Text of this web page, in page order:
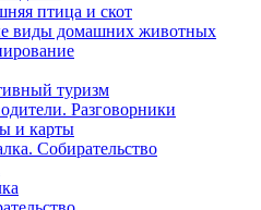
птица и скот
виды домашних животных
туризм
Разговорники
и карты
Собирательство